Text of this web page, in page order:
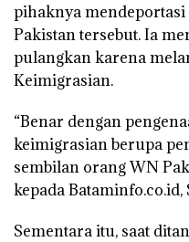
pihaknya
Pakistan tersebut. Ia
pulangkan karena
Keimigrasian.
“Benar dengan
keimigrasian berupa
sembilan orang WN
kepada Bataminfo.co.id,
Sementara itu, saat